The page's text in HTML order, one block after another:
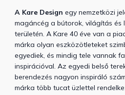
A Kare Design egy nemzetközi
magáncég a bútorok, világítás és
területén. A Kare 40 éve van a
márka olyan eszközötleteket
egyediek, és mindig tele vannak
inspirációval. Az egyedi belső
berendezés nagyon inspiráló
márka több tucat üzlettel